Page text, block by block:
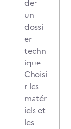
der
un
dossi
er
techn
ique
Choisi
r les
matér
iels et
les